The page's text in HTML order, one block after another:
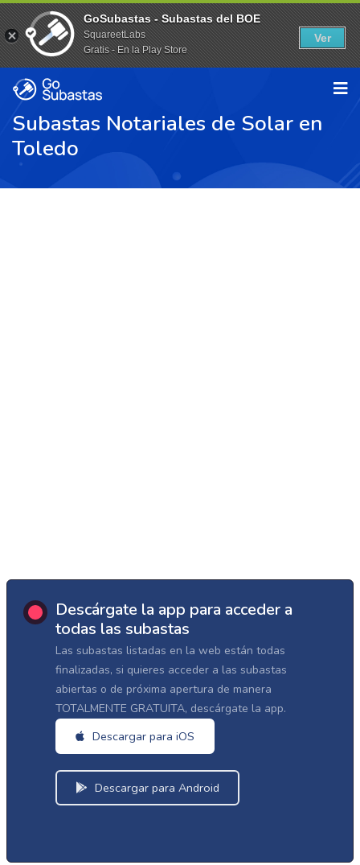
Subastas Notariales de Solar en
Toledo
Descárgate la app para acceder a
todas las subastas
Las subastas listadas en la web están todas
finalizadas, si quieres acceder a las subastas
abiertas o de próxima apertura de manera
TOTALMENTE GRATUITA, descárgate la app.
Descargar para iOS
Descargar para Android
GoSubastas - Subastas del BOE
SquareetLabs
Gratis - En la Play Store
Ver